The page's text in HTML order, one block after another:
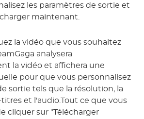
les paramètres de sortie et
maintenant.
la vidéo que vous souhaitez
analysera
la vidéo et affichera une
pour que vous personnalisez
sortie tels que la résolution, la
titres et l'audio.Tout ce que vous
cliquer sur "Télécharger